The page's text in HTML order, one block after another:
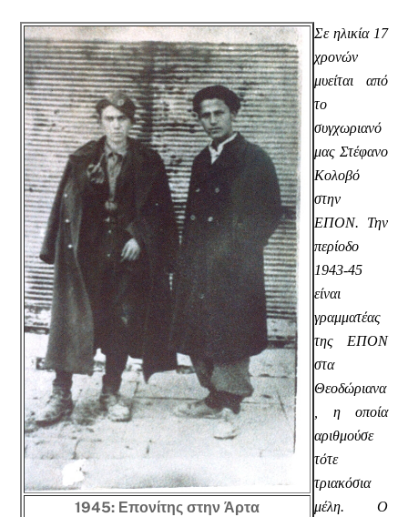
1945: Επονίτης στην Άρτα
Σε ηλικία 17
χρονών
μυείται από
το
συγχωριανό
μας Στέφανο
Κολοβό
στην
ΕΠΟΝ. Την
περίοδο
1943-45
είναι
γραμματέας
της ΕΠΟΝ
στα
Θεοδώριανα
, η οποία
αριθμούσε
τότε
τριακόσια
μέλη. Ο